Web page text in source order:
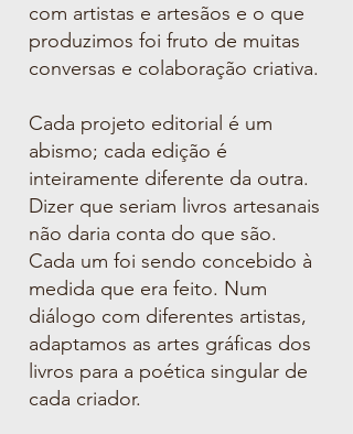
com artistas e artesãos e o que
produzimos foi fruto de muitas
conversas e colaboração criativa.
Cada projeto editorial é um
abismo; cada edição é
inteiramente diferente da outra.
Dizer que seriam livros artesanais
não daria conta do que são.
Cada um foi sendo concebido à
medida que era feito. Num
diálogo com diferentes artistas,
adaptamos as artes gráficas dos
livros para a poética singular de
cada criador.